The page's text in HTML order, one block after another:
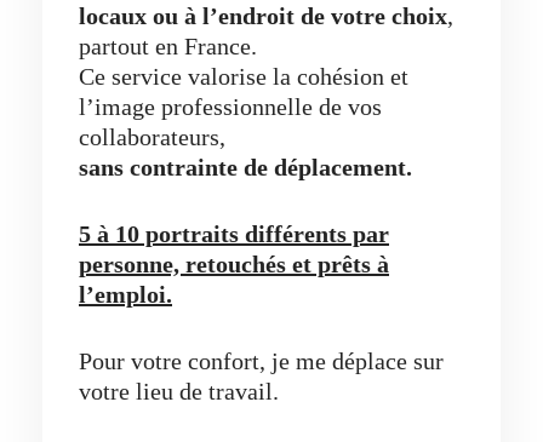
locaux ou à l’endroit de votre choix,
partout en France.
Ce service valorise la cohésion et
l’image professionnelle de vos
collaborateurs,
sans contrainte de déplacement.
5 à 10 portraits différents par
personne, retouchés et prêts à
l’emploi.
Pour votre confort, je me déplace sur
votre lieu de travail.